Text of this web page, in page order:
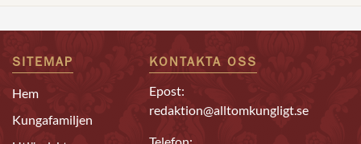
SITEMAP
Hem
Kungafamiljen
KONTAKTA OSS
Epost:
redaktion@alltomkungligt.se